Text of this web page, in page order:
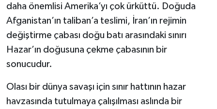
daha önemlisi Amerika’yı çok ürküttü. Doğuda
Afganistan’ın taliban’a teslimi, İran’ın rejimin
değiştirme çabası doğu batı arasındaki sınırı
Hazar’ın doğusuna çekme çabasının bir
sonucudur.
Olası bir dünya savaşı için sınır hattının hazar
havzasında tutulmaya çalışılması aslında bir